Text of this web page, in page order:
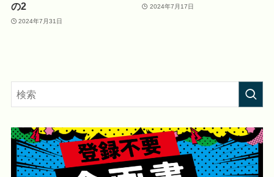
の2
2024年7月31日
2024年7月17日